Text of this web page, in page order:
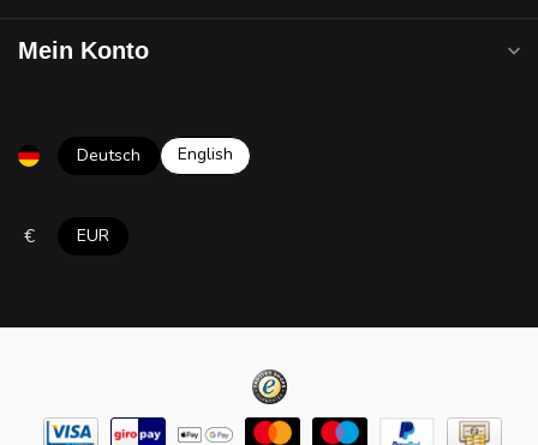
Mein Konto
Deutsch English
€ EUR